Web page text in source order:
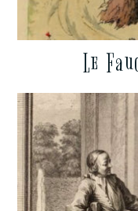
Le